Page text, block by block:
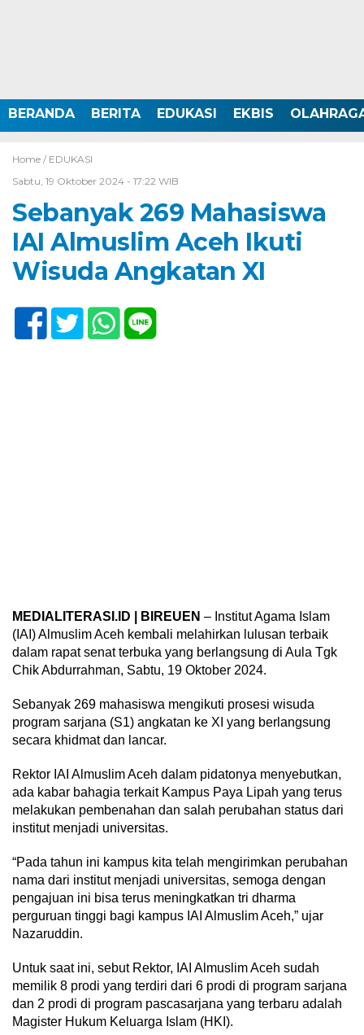
BERANDA BERITA EDUKASI EKBIS
Home / EDUKASI
Sabtu, 19 Oktober 2024 - 17:22 WIB
Sebanyak 269 Mahasiswa
IAI Almuslim Aceh Ikuti
Wisuda Angkatan XI
MEDIALITERASI.ID | BIREUEN – Institut Agama Islam
(IAI) Almuslim Aceh kembali melahirkan lulusan terbaik
dalam rapat senat terbuka yang berlangsung di Aula Tgk
Chik Abdurrahman, Sabtu, 19 Oktober 2024.
Sebanyak 269 mahasiswa mengikuti prosesi wisuda
program sarjana (S1) angkatan ke XI yang berlangsung
secara khidmat dan lancar.
Rektor IAI Almuslim Aceh dalam pidatonya menyebutkan,
ada kabar bahagia terkait Kampus Paya Lipah yang terus
melakukan pembenahan dan salah perubahan status dari
institut menjadi universitas.
“Pada tahun ini kampus kita telah mengirimkan perubahan
nama dari institut menjadi universitas, semoga dengan
pengajuan ini bisa terus meningkatkan tri dharma
perguruan tinggi bagi kampus IAI Almuslim Aceh,” ujar
Nazaruddin.
Untuk saat ini, sebut Rektor, IAI Almuslim Aceh sudah
memilik 8 prodi yang terdiri dari 6 prodi di program sarjana
dan 2 prodi di program pascasarjana yang terbaru adalah
Magister Hukum Keluarga Islam (HKI).